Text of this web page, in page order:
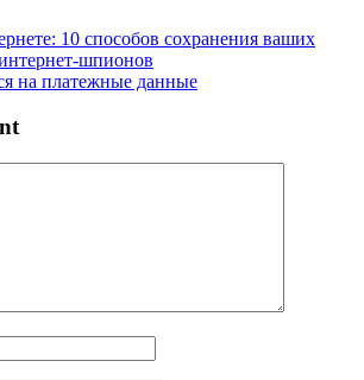
10 способов сохранения ваших
шпионов
на платежные данные